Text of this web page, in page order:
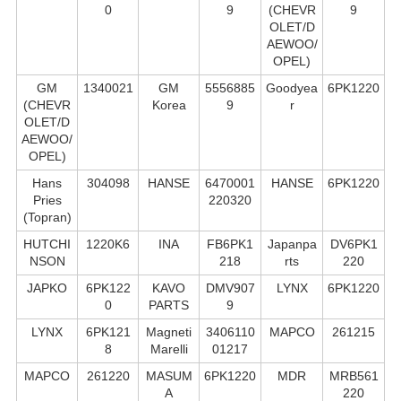
0
9
(CHEVR
OLET/D
AEWOO/
OPEL)
9
GM
(CHEVR
OLET/D
AEWOO/
OPEL)
1340021
GM
Korea
5556885
9
Goodyea
r
6PK1220
Hans
Pries
(Topran)
304098 HANSE
6470001
220320
HANSE 6PK1220
HUTCHI
NSON
1220K6 INA
FB6PK1
218
Japanpa
rts
DV6PK1
220
JAPKO
6PK122
0
KAVO
PARTS
DMV907
9
LYNX 6PK1220
LYNX
6PK121
8
Magneti
Marelli
3406110
01217
MAPCO 261215
MAPCO 261220
MASUM
A
6PK1220 MDR
MRB561
220